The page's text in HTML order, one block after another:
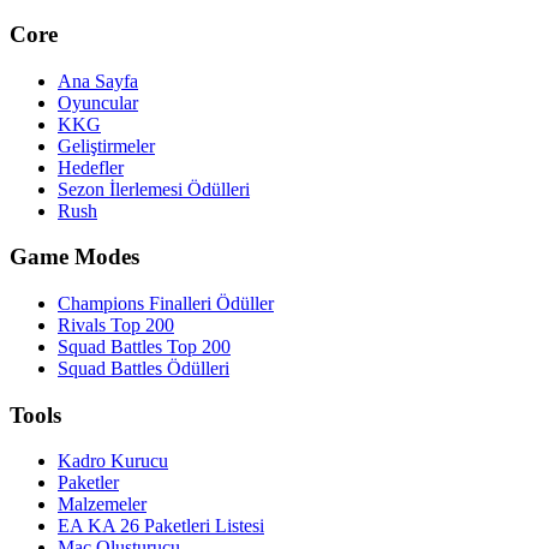
Core
Ana Sayfa
Oyuncular
KKG
Geliştirmeler
Hedefler
Sezon İlerlemesi Ödülleri
Rush
Game Modes
Champions Finalleri Ödüller
Rivals Top 200
Squad Battles Top 200
Squad Battles Ödülleri
Tools
Kadro Kurucu
Paketler
Malzemeler
EA KA 26 Paketleri Listesi